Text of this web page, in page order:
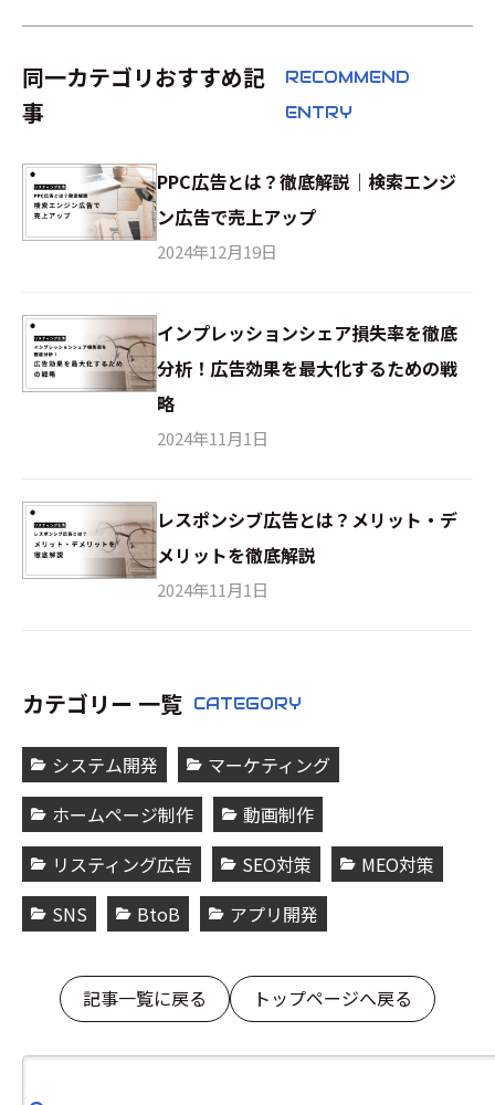
同一カテゴリおすすめ記
事
RECOMMEND
ENTRY
PPC広告とは？徹底解説｜検索エンジ
ン広告で売上アップ
2024年12月19日
インプレッションシェア損失率を徹底
分析！広告効果を最大化するための戦
略
2024年11月1日
レスポンシブ広告とは？メリット・デ
メリットを徹底解説
2024年11月1日
カテゴリー 一覧 CATEGORY
システム開発
マーケティング
ホームページ制作
動画制作
リスティング広告
SEO対策
MEO対策
SNS
BtoB アプリ開発
記事一覧に戻る トップページへ戻る